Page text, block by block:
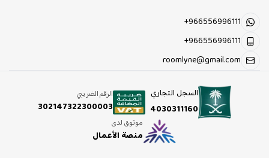
+966556996111
+966556996111
roomlyne@gmail.com
السجل التجاري
4030311160
الرقم الضريبي
302147322300003
موثوق لدى
منصة الأعمال